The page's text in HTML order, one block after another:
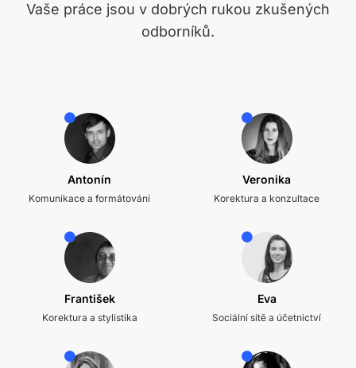
Vaše práce jsou v dobrých rukou zkušených
odborníků.
Antonín
Komunikace a formátování
Veronika
Korektura a konzultace
František
Korektura a stylistika
Eva
Sociální sítě a účetnictví